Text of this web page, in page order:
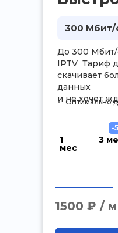
1500 ₽ /
До 300 Мбит/
IPTV Тариф
скачивает
данных
и не хочет
300 Мбит/
1
мес
Оптимально
3
-
.